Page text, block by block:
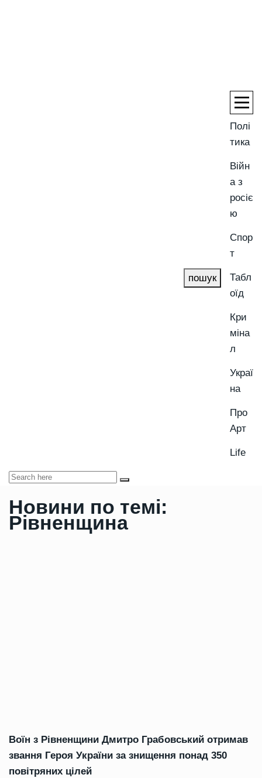
Полі
тика
Війн
а з
росіє
ю
Спор
т
Табл
оїд
Кри
міна
л
Украї
на
Про
Арт
Life
пошук
Новини по темі:
Рівненщина
Воїн з Рівненщини Дмитро Грабовський отримав
звання Героя України за знищення понад 350
повітряних цілей